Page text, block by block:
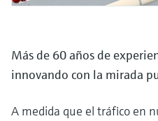
Más de 60 años de
innovando con la mirada
A medida que el tráfico en